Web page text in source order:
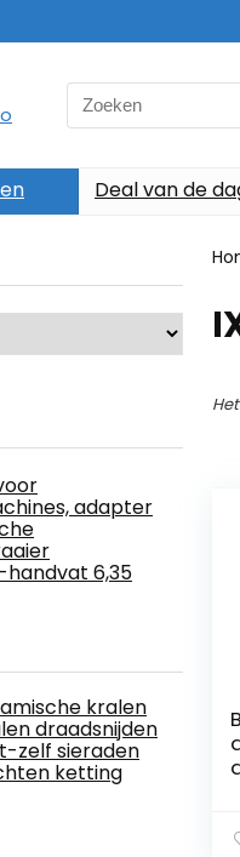
Search
for:
Deal van de
adapter
6,35
kralen
draadsnijden
zelf sieraden
ketting